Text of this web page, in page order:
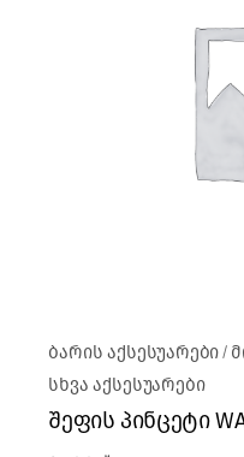
ბარის აქსესუარები
სხვა აქსესუარები
შეფის პინცეტი